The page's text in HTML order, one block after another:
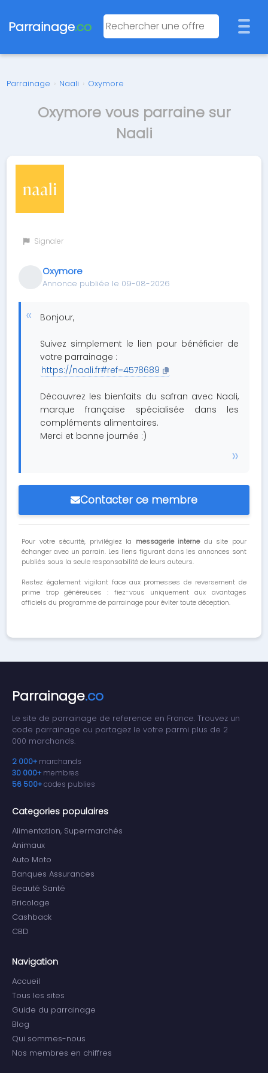
Parrainage.co
Parrainage › Naali › Oxymore
Oxymore vous parraine sur
Naali
Signaler
Oxymore
Annonce publiée le 09-08-2026
Bonjour,
Suivez simplement le lien pour bénéficier de
votre parrainage :
https://naali.fr#ref=4578689
Découvrez les bienfaits du safran avec Naali,
marque française spécialisée dans les
compléments alimentaires.
Merci et bonne journée :)
Contacter ce membre
Pour votre sécurité, privilégiez la messagerie internedu site pour
échanger avec un parrain. Les liens figurant dans les annonces sont
publiés sous la seule responsabilité de leurs auteurs.
Restez également vigilant face aux promesses de reversement de
prime trop généreuses : fiez-vous uniquement aux avantages
officiels du programme de parrainage pour éviter toute déception.
Parrainage.co
Le site de parrainage de reference en France. Trouvez un
code parrainage ou partagez le votre parmi plus de 2
000 marchands.
2 000+ marchands
30 000+ membres
56 500+codes publies
Categories populaires
Alimentation, Supermarchés
Animaux
Auto Moto
Banques Assurances
Beauté Santé
Bricolage
Cashback
CBD
Navigation
Accueil
Tous les sites
Guide du parrainage
Blog
Qui sommes-nous
Nos membres en chiffres